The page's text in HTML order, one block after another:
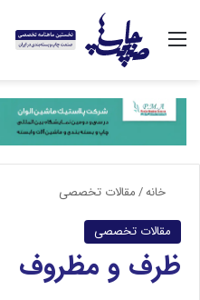
خانه/مقالات تخصصی
مقالات تخصصی
ظرف و مظروف